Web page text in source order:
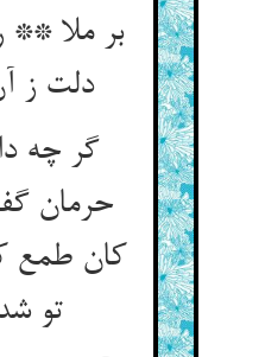
بر ملا **
دلت ز
گر چه
حرمان
کان طمع